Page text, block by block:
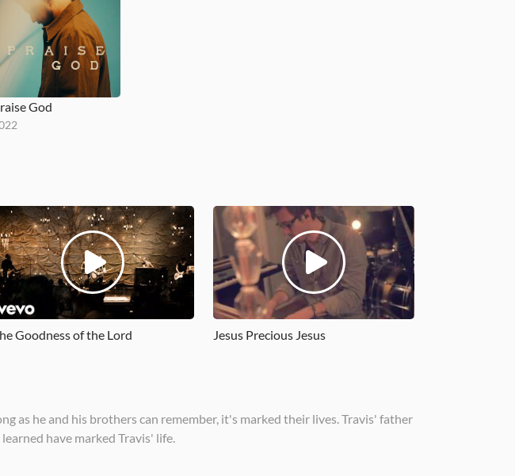
God
Goodness of the Lord Jesus Precious Jesus
as he and his brothers can remember, it's marked their lives. Travis' father
have marked Travis' life.